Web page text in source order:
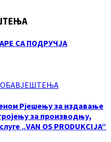
СА ПОДРУЧЈА
ОБАВЈЕШТЕЊА
Рјешењу за издавање
за производњу,
„VAN OS PRODUKCIJA“